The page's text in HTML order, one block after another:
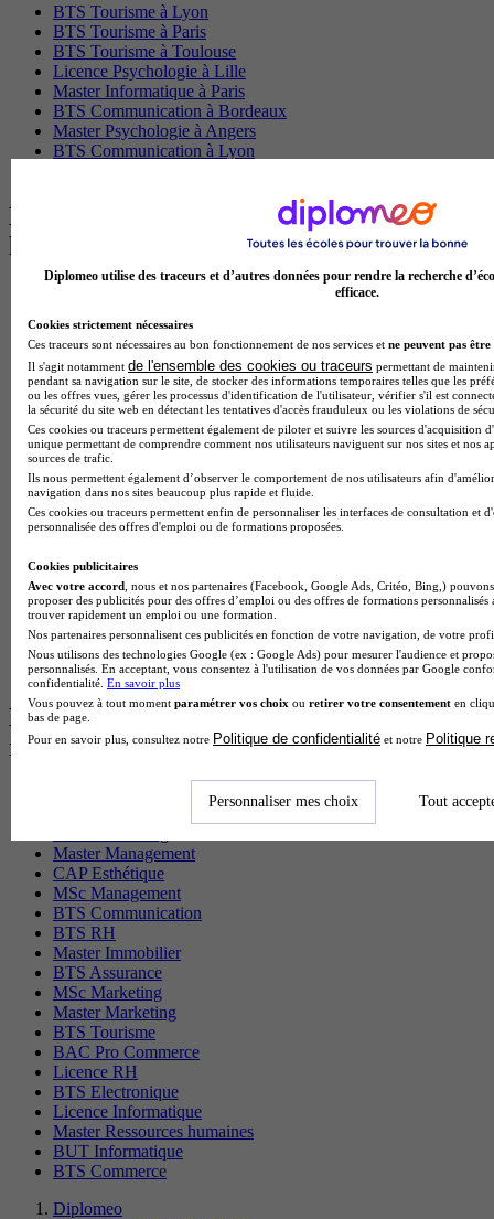
BTS Tourisme à Lyon
BTS Tourisme à Paris
BTS Tourisme à Toulouse
Licence Psychologie à Lille
Master Informatique à Paris
BTS Communication à Bordeaux
Master Psychologie à Angers
BTS Communication à Lyon
Les intitulés de diplôme par alternance
les plus recherchés
BTS Mco en alternance
BTS Pi en alternance
BTS Sp3s en alternance
Master CCA en alternance
BTS Ndrc en alternance
BTS Sam en alternance
Cap Fleuriste en alternance
BTS Sio en alternance
MSc Marketing Digital en alternance
BTS Gpme en alternance
Cap Electricien en alternance
BTS Domotique en alternance
BAC Pro Agora en alternance
BTS Sta en alternance
BTS Iris en alternance
BTS Tpl en alternance
BTS Ati en alternance
Les diplômes par filière les plus
recherchés
Master Management
CAP Esthétique
MSc Management
BTS Communication
BTS RH
Master Immobilier
BTS Assurance
MSc Marketing
Master Marketing
BTS Tourisme
BAC Pro Commerce
Licence RH
BTS Electronique
Licence Informatique
Master Ressources humaines
BUT Informatique
BTS Commerce
Diplomeo
Diplomeo utilise des traceurs et d’autres données pour rendre la recherche
efficace.
Cookies strictement nécessaires
Ces traceurs sont nécessaires au bon fonctionnement de nos services et ne peuvent pas être
Il s'agit notamment de l'ensemble des cookies ou traceurs permettant de
pendant sa navigation sur le site, de stocker des informations temporaires telles que les
ou les offres vues, gérer les processus d'identification de l'utilisateur, vérifier s'il est
la sécurité du site web en détectant les tentatives d'accès frauduleux ou les violations de
Ces cookies ou traceurs permettent également de piloter et suivre les sources d'acquisition
unique permettant de comprendre comment nos utilisateurs naviguent sur nos sites et nos
sources de trafic.
Ils nous permettent également d’observer le comportement de nos utilisateurs afin
navigation dans nos sites beaucoup plus rapide et fluide.
Ces cookies ou traceurs permettent enfin de personnaliser les interfaces de consultation et
personnalisée des offres d'emploi ou de formations proposées.
Cookies publicitaires
Avec votre accord , nous et nos partenaires (Facebook, Google Ads, Critéo, Bing,)
proposer des publicités pour des offres d’emploi ou des offres de formations
trouver rapidement un emploi ou une formation.
Nos partenaires personnalisent ces publicités en fonction de votre navigation, de votre
Nous utilisons des technologies Google (ex : Google Ads) pour mesurer l'audience et
personnalisés. En acceptant, vous consentez à l'utilisation de vos données par Google
confidentialité. En savoir plus
Vous pouvez à tout moment paramétrer vos choix ou retirer votre consentement en
bas de page.
Pour en savoir plus, consultez notre Politique de confidentialité et notre Politique
Personnaliser mes choix Tout